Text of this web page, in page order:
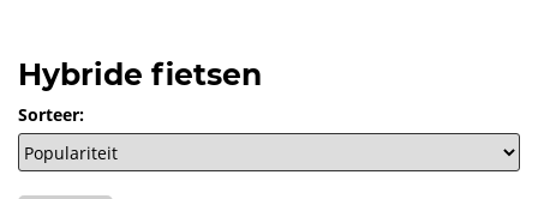
Hybride fietsen
Sorteer: